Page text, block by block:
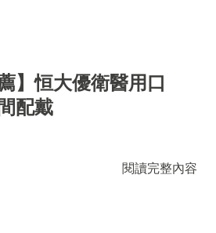
】恒大優衛醫用口
配戴
閱讀完整內容